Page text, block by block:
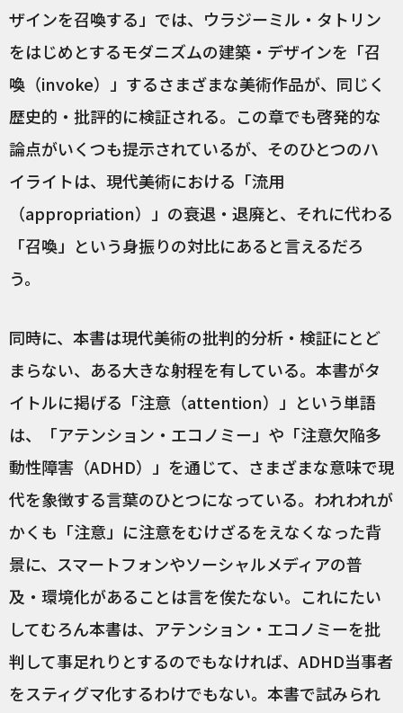
ザインを召喚する」では、ウラジーミル・タトリン
をはじめとするモダニズムの建築・デザインを「召
喚（invoke）」するさまざまな美術作品が、同じく
歴史的・批評的に検証される。この章でも啓発的な
論点がいくつも提示されているが、そのひとつのハ
イライトは、現代美術における「流用
（appropriation）」の衰退・退廃と、それに代わる
「召喚」という身振りの対比にあると言えるだろ
う。
同時に、本書は現代美術の批判的分析・検証にとど
まらない、ある大きな射程を有している。本書がタ
イトルに掲げる「注意（attention）」という単語
は、「アテンション・エコノミー」や「注意欠陥多
動性障害（ADHD）」を通じて、さまざまな意味で現
代を象徴する言葉のひとつになっている。われわれが
かくも「注意」に注意をむけざるをえなくなった背
景に、スマートフォンやソーシャルメディアの普
及・環境化があることは言を俟たない。これにたい
してむろん本書は、アテンション・エコノミーを批
判して事足れりとするのでもなければ、ADHD当事者
をスティグマ化するわけでもない。本書で試みられ